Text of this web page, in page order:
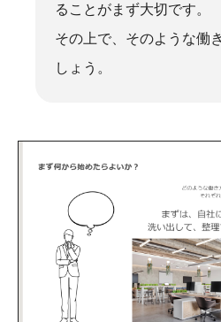
ることがまず大切です。
その上で、そのような働
しょう。